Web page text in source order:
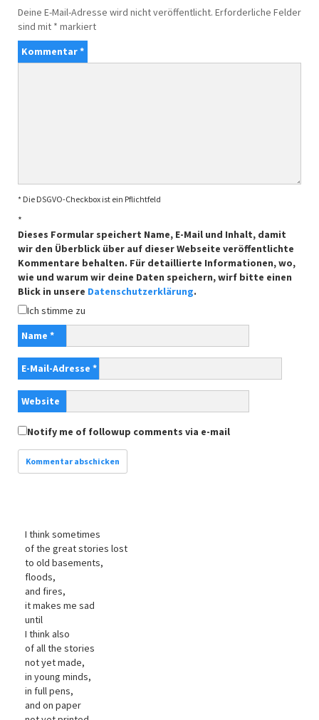
Deine E-Mail-Adresse wird nicht veröffentlicht. Erforderliche Felder
sind mit * markiert
Kommentar*
* Die DSGVO-Checkbox ist ein Pflichtfeld
*
Dieses Formular speichert Name, E-Mail und Inhalt, damit
wir den Überblick über auf dieser Webseite veröffentlichte
Kommentare behalten. Für detaillierte Informationen, wo,
wie und warum wir deine Daten speichern, wirf bitte einen
Blick in unsere Datenschutzerklärung.
Ich stimme zu
Name *
E-Mail-Adresse *
Website
Notify me of followup comments via e-mail
I think sometimes
of the great stories lost
to old basements,
floods,
and fires,
it makes me sad
until
I think also
of all the stories
not yet made,
in young minds,
in full pens,
and on paper